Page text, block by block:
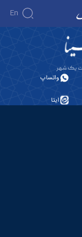
En
واتساپ
ایتا